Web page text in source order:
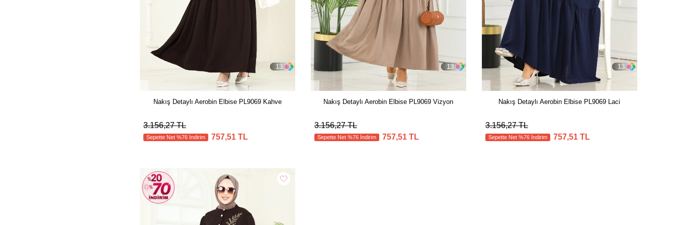
13
Nakış Detaylı Aerobin Elbise PL9069 Kahve
3.156,27 TL
Sepette Net %76 İndirim 757,51 TL
13
Nakış Detaylı Aerobin Elbise PL9069 Vizyon
3.156,27 TL
Sepette Net %76 İndirim 757,51 TL
13
Nakış Detaylı Aerobin Elbise PL9069 Laci
3.156,27 TL
Sepette Net %76 İndirim 757,51 TL